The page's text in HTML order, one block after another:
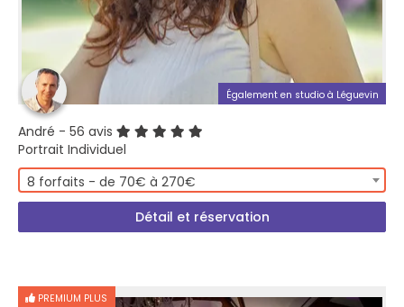
Également en studio à Léguevin
André - 56 avis
Portrait Individuel
8 forfaits - de 70€ à 270€
Détail et réservation
PREMIUM PLUS